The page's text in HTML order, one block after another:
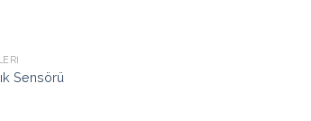
Sensörü